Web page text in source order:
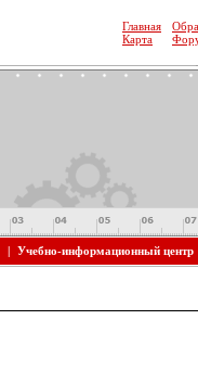
Главная
Карта
| Учебно-информационный центр